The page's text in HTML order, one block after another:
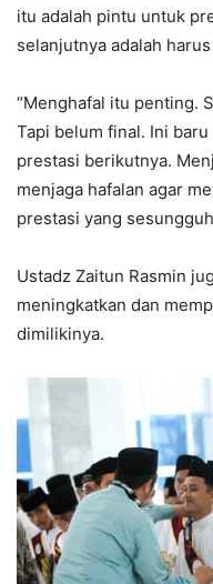
itu adalah pintu untuk
selanjutnya adalah
“Menghafal itu penting.
Tapi belum final. Ini
prestasi berikutnya.
menjaga hafalan agar
prestasi yang
Ustadz Zaitun Rasmin
meningkatkan dan
dimilikinya.